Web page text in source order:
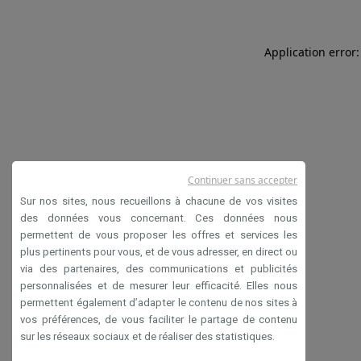
Application
Sur nos sites, nous recueillons à chacune de vos visites
des données vous concernant. Ces données nous
permettent de vous proposer les offres et services les
plus pertinents pour vous, et de vous adresser, en direct ou
via des partenaires, des communications et publicités
personnalisées et de mesurer leur efficacité. Elles nous
permettent également d’adapter le contenu de nos sites à
vos préférences, de vous faciliter le partage de contenu
sur les réseaux sociaux et de réaliser des statistiques.
Continuer sans accepter